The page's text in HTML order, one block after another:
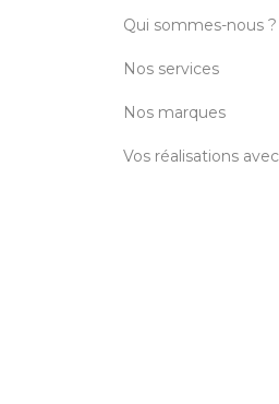
Qui sommes-nous ?
Nos services
Nos marques
Vos réalisations